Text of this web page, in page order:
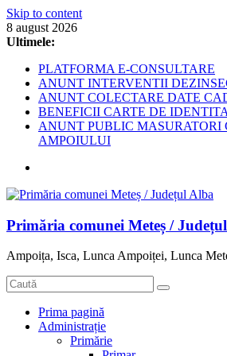
Skip to content
8 august 2026
Ultimele:
PLATFORMA E-CONSULTARE
ANUNT INTERVENTII
ANUNT COLECTARE DATE
BENEFICII CARTE DE
ANUNT PUBLIC MASURATORI
AMPOIULUI
Primăria comunei Meteș /
Ampoița, Isca, Lunca Ampoiței, Lunca
Prima pagină
Administrație
Primărie